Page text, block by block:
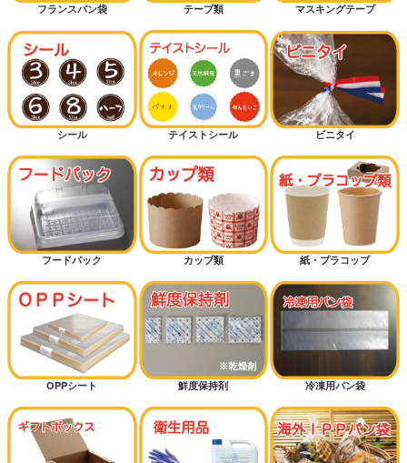
フランスパン袋 テープ類 マスキングテープ
シール テイストシール ビニタイ
フードパック カップ類 紙・プラコップ
OPPシート 鮮度保持剤 冷凍用パン袋